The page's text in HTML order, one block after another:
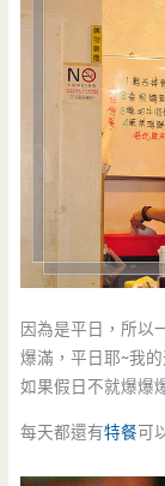
因為是平日，所以
爆滿，平日耶~我
如果假日不就爆爆
每天都還有特餐可